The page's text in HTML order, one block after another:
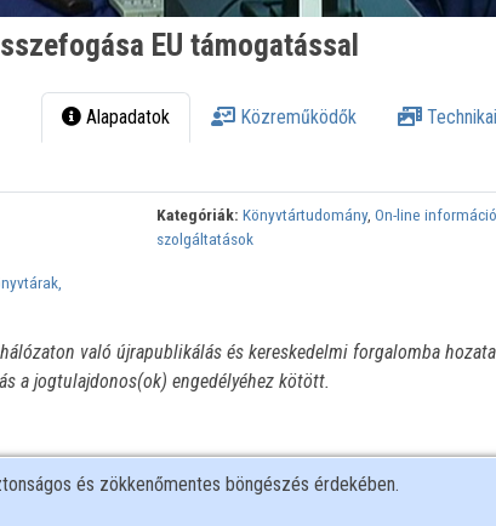
EU támogatással
Alapadatok Közreműködők
Kategóriák: Könyvtártudomány,On-line
szolgáltatások
való újrapublikálás és kereskedelmi forgalomba
a jogtulajdonos(ok) engedélyéhez kötött.
és zökkenőmentes böngészés érdekében.